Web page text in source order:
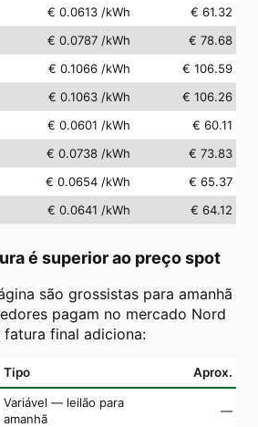
€ 0.0613 /kWh
€ 61.32
€ 0.0787 /kWh
€ 78.68
€ 0.1066 /kWh
€ 106.59
€ 0.1063 /kWh
€ 106.26
€ 0.0601 /kWh
€ 60.11
€ 0.0738 /kWh
€ 73.83
€ 0.0654 /kWh
€ 65.37
€ 0.0641 /kWh € 64.12
é superior ao preço spot
são grossistas para amanhã
pagam no mercado Nord
fatura final adiciona:
Tipo Aprox.
Variável — leilão para
amanhã
—